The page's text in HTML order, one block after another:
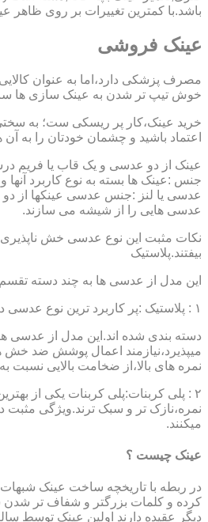
باشد.با کمترین تغییرات بر روی
عینک فروشی
مصرف پزشکی دارد،اما به عنوان
خوش تیپ تر شدن به عینک سازی ها
خرید عینک،کار پر ریسکی ست؛ به
اعتماد باشید و چشمان خودتان را به
عینک از دو عدسی و یک قاب یا فریم
جنس :عینک ها بسته به نوع کاربرد آنها
عدسی هایی را از شیشه می سازند.
نکات مثبت این نوع عدسی خش
بیفتند.پلاستیک
این مدل از عدسی ها به چند دسته تقسم
۱ : پلاستیک :پر کاربرد ترین نوع عدسی در صنعت عینک سازی پلاستیک CR39 میباشد که بسته به نوع پوشش آنها،به انواعی نظیر : پلاستیک ساده،پلاستیک آنتی رفلکس،پلاستیک ضد خش،پلاستیک آب گریز و …..
دسته بندی شده اند.این مدل از عدسی
میپذیرد،نیازمند اعمال پوشش ضد
نمره های بالا،از ضخامت بالایی
۲ : پلی کربنات:پلی کربنات یکی از
نمره،نازک تر و سبک ترند.ویژگی مثبت
میکنند.
عینک چیست ؟
در ربطه با تاریخچه ساخت عینک
کرده و کلمات بزرگتر و شفاف تر شدن